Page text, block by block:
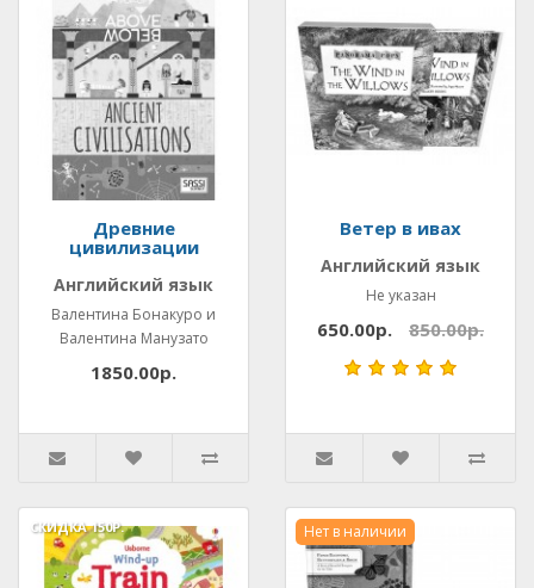
Древние
цивилизации
Английский язык
Валентина Бонакуро и
Валентина Манузато
1850.00р.
Ветер в ивах
Английский язык
Не указан
650.00р. 850.00р.
СКИДКА150Р. Нет в наличии